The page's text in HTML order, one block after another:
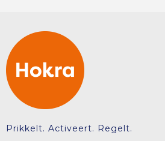
Prikkelt. Activeert. Regelt.